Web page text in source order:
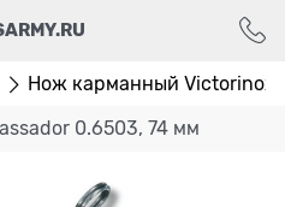
Нож карманный Victorinox
0.6503, 74 мм